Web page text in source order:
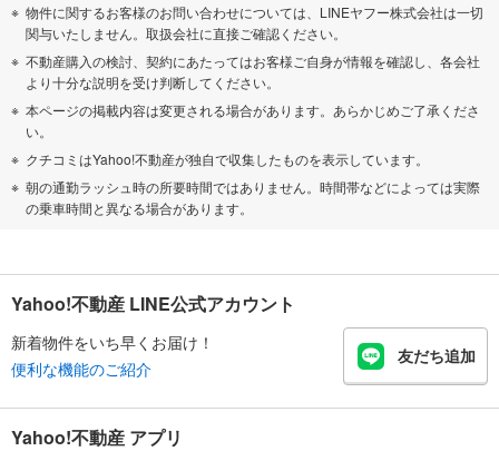
物件に関するお客様のお問い合わせについては、LINEヤフー株式会社は一切
関与いたしません。取扱会社に直接ご確認ください。
不動産購入の検討、契約にあたってはお客様ご自身が情報を確認し、各会社
より十分な説明を受け判断してください。
本ページの掲載内容は変更される場合があります。あらかじめご了承くださ
い。
クチコミはYahoo!不動産が独自で収集したものを表示しています。
朝の通勤ラッシュ時の所要時間ではありません。時間帯などによっては実際
の乗車時間と異なる場合があります。
Yahoo!不動産 LINE公式アカウント
新着物件をいち早くお届け！
便利な機能のご紹介
友だち追加
Yahoo!不動産 アプリ